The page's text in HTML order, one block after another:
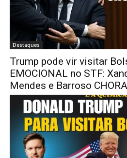
Destaques
Trump pode vir visitar
EMOCIONAL no STF:
Mendes e Barroso